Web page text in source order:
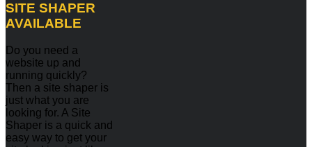
SITE SHAPER
AVAILABLE
Do you need a
website up and
running quickly?
Then a site shaper is
just what you are
looking for. A Site
Shaper is a quick and
easy way to get your